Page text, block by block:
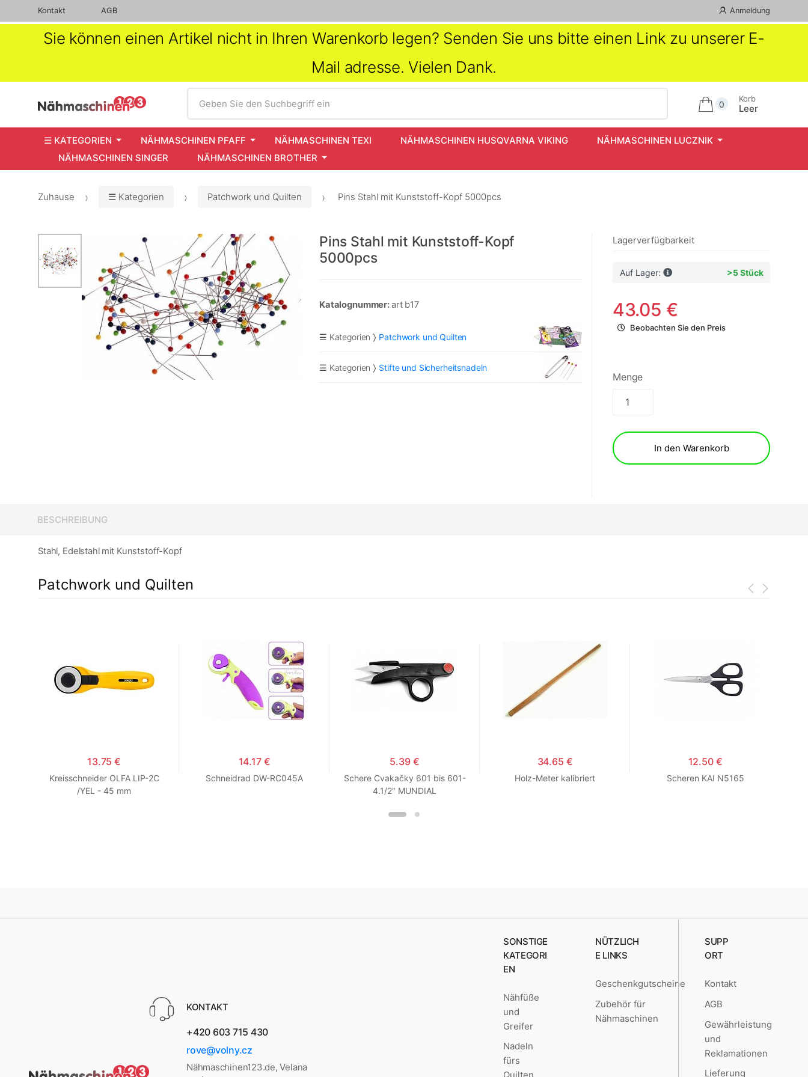
Kontakt AGB Anmeldung
Sie können einen Artikel nicht in Ihren Warenkorb legen? Senden Sie uns bitte einen Link zu unserer E-
Mail adresse. Vielen Dank.
Geben Sie den Suchbegriff ein
0
Korb
Leer
☰ KATEGORIEN NÄHMASCHINEN PFAFF NÄHMASCHINEN TEXI NÄHMASCHINEN HUSQVARNA VIKING
NÄHMASCHINEN LUCZNIK
NÄHMASCHINEN SINGER
NÄHMASCHINEN BROTHER
Zuhause ☰ Kategorien Patchwork und Quilten Pins Stahl mit Kunststoff-Kopf 5000pcs
Pins Stahl mit Kunststoff-Kopf
5000pcs
Katalognummer:art b17
☰ Kategorien Patchwork und Quilten
☰ Kategorien Stifte und Sicherheitsnadeln
Lagerverfügbarkeit
Auf Lager: >5 Stück
43.05 €
Beobachten Sie den Preis
Menge
In den Warenkorb
BESCHREIBUNG
Stahl, Edelstahl mit Kunststoff-Kopf
Patchwork und Quilten
13.75 €
Kreisschneider OLFA LIP-2C
/YEL - 45 mm
14.17 €
Schneidrad DW-RC045A
5.39 €
Schere Cvakačky 601 bis 601-
4.1/2" MUNDIAL
34.65 €
Holz-Meter kalibriert
12.50 €
Scheren KAI N5165
KONTAKT
+420 603 715 430
rove@volny.cz
Nähmaschinen123.de, Velana
SONSTIGE
KATEGORI
EN
Nähfüße
und
Greifer
Nadeln
fürs
NÜTZLICH
E LINKS
Geschenkgutscheine
Zubehör für
Nähmaschinen
SUPP
ORT
Kontakt
AGB
Gewährleistung
und
Reklamationen
Lieferung